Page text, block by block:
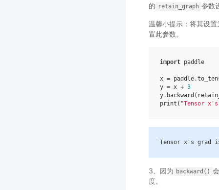
的 retain_graph 参数
温馨小提示：将其设置
置此参数。
import paddle
x = paddle.
y = x + 3
y. backward (
print ( "Tensor
Tensor x 's grad
3、因为 backward()
度。